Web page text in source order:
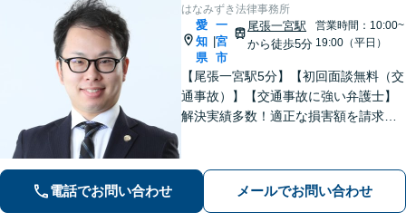
はなみずき法律事務所
愛
知
県
|
一
宮
市
尾張一宮駅
から徒歩5分
営業時間：10:00~
19:00（平日）
【尾張一宮駅5分】【初回面談無料（交
通事故）】【交通事故に強い弁護士】
解決実績多数！適正な損害額を請求
方でもまずは無料相談を！【男女1名ず
つ弁護士在籍】
電話でお問い合わせ メールでお問い合わせ